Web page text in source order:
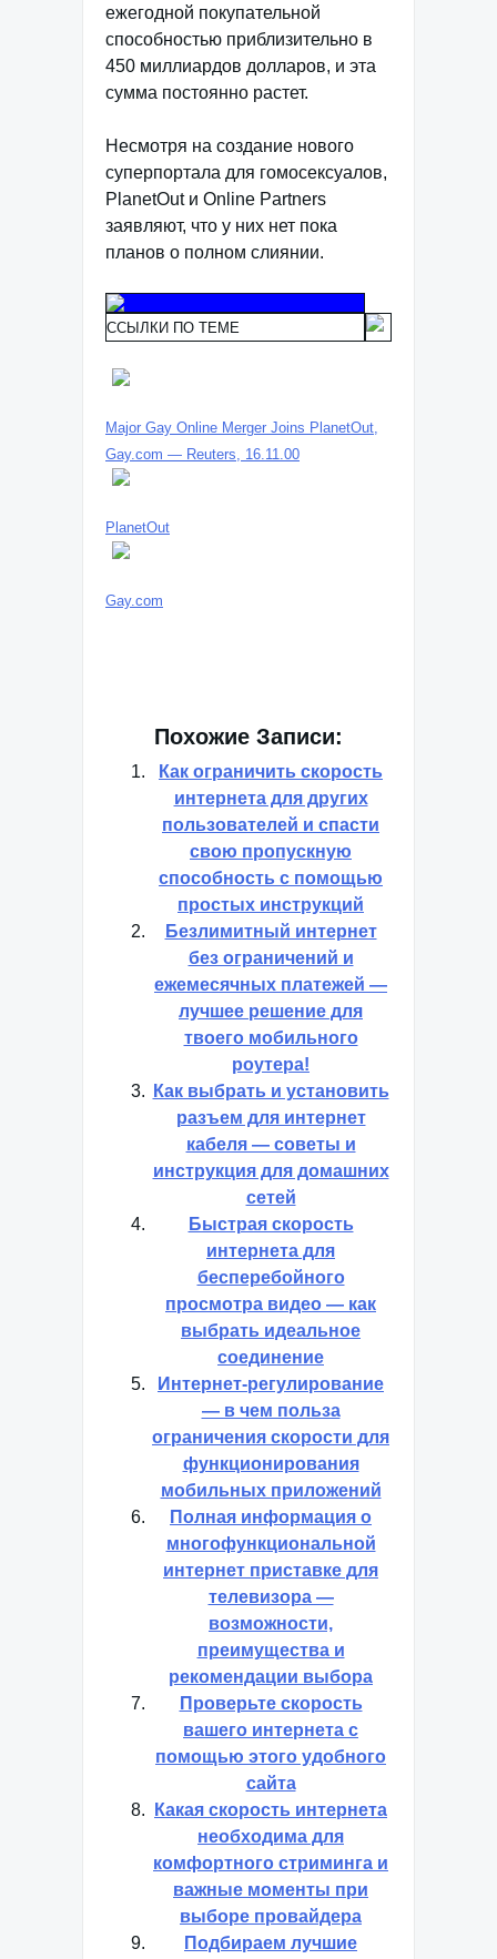
ежегодной покупательной
способностью приблизительно в
450 миллиардов долларов, и эта
сумма постоянно растет.
Несмотря на создание нового
суперпортала для гомосексуалов,
PlanetOut и Online Partners
заявляют, что у них нет пока
планов о полном слиянии.
ССЫЛКИ ПО ТЕМЕ
Major Gay Online Merger Joins PlanetOut,
Gay.com — Reuters, 16.11.00
PlanetOut
Gay.com
Похожие Записи:
Как ограничить скорость
интернета для других
пользователей и спасти
свою пропускную
способность с помощью
простых инструкций
Безлимитный интернет
без ограничений и
ежемесячных платежей —
лучшее решение для
твоего мобильного
роутера!
Как выбрать и установить
разъем для интернет
кабеля — советы и
инструкция для домашних
сетей
Быстрая скорость
интернета для
бесперебойного
просмотра видео — как
выбрать идеальное
соединение
Интернет-регулирование
— в чем польза
ограничения скорости для
функционирования
мобильных приложений
Полная информация о
многофункциональной
интернет приставке для
телевизора —
возможности,
преимущества и
рекомендации выбора
Проверьте скорость
вашего интернета с
помощью этого удобного
сайта
Какая скорость интернета
необходима для
комфортного стриминга и
важные моменты при
выборе провайдера
Подбираем лучшие